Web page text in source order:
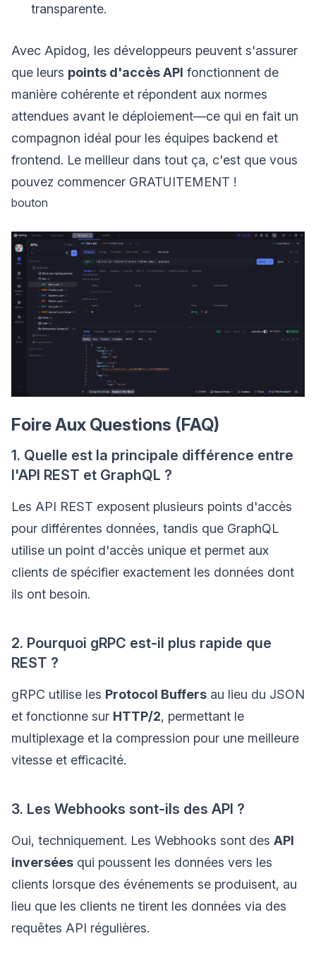
transparente.
Avec Apidog, les développeurs peuvent s'assurer
que leurs points d'accès API fonctionnent de
manière cohérente et répondent aux normes
attendues avant le déploiement—ce qui en fait un
compagnon idéal pour les équipes backend et
frontend. Le meilleur dans tout ça, c'est que vous
pouvez commencer GRATUITEMENT !
bouton
Foire Aux Questions (FAQ)
1. Quelle est la principale différence entre
l'API REST et GraphQL ?
Les API REST exposent plusieurs points d'accès
pour différentes données, tandis que GraphQL
utilise un point d'accès unique et permet aux
clients de spécifier exactement les données dont
ils ont besoin.
2. Pourquoi gRPC est-il plus rapide que
REST ?
gRPC utilise les Protocol Buffers au lieu du JSON
et fonctionne sur HTTP/2, permettant le
multiplexage et la compression pour une meilleure
vitesse et efficacité.
3. Les Webhooks sont-ils des API ?
Oui, techniquement. Les Webhooks sont des API
inversées qui poussent les données vers les
clients lorsque des événements se produisent, au
lieu que les clients ne tirent les données via des
requêtes API régulières.